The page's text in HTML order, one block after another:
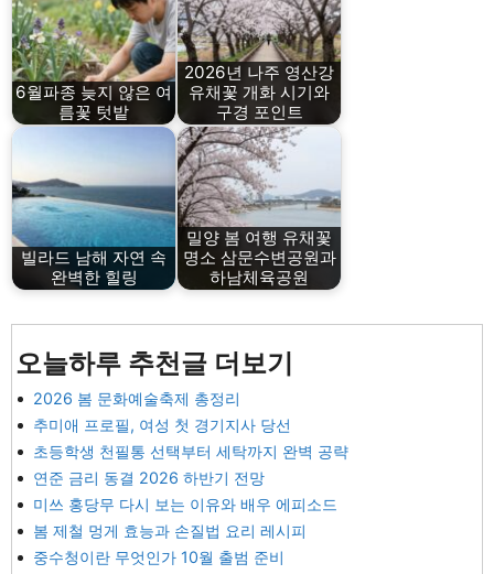
6월파종 늦지 않은 여
름꽃 텃밭
2026년 나주 영산강
유채꽃 개화 시기와
구경 포인트
빌라드 남해 자연 속
완벽한 힐링
밀양 봄 여행 유채꽃
명소 삼문수변공원과
하남체육공원
오늘하루 추천글 더보기
2026 봄 문화예술축제 총정리
추미애 프로필, 여성 첫 경기지사 당선
초등학생 천필통 선택부터 세탁까지 완벽 공략
연준 금리 동결 2026 하반기 전망
미쓰 홍당무 다시 보는 이유와 배우 에피소드
봄 제철 멍게 효능과 손질법 요리 레시피
중수청이란 무엇인가 10월 출범 준비